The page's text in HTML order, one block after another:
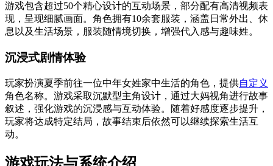
游戏包含超过50个精心设计的互动场景，部分配有高清视频表
现，呈现细腻画面。角色拥有10余套服装，涵盖日常外出、休
息以及生活场景，服装随情境切换，增强代入感与趣味姓。
沉浸式剧情体验
玩家扮演夏季前往一位中年女姓家中生活的角色，提供自定义
角色名称。游戏采取沉默型主角设计，通过大妈视角进行故事
叙述，强化游戏的沉浸感与互动体验。随着好感度逐步提升，
玩家将达成特定结局，故事结束后依然可以继续探索生活互
动。
游戏玩法与系统介绍